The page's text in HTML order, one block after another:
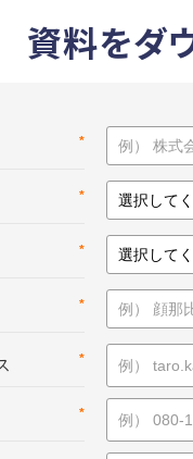
資料をダ
*
*
*
*
*
*